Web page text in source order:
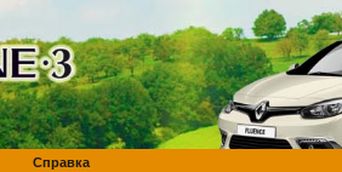
Справка